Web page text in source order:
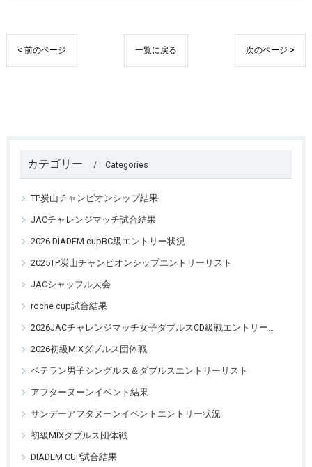
< 前のページ 一覧に戻る 次のページ >
カテゴリー Categories
TP炭山チャンピオンシップ結果
JACチャレンジマッチ試合結果
2026 DIADEM cupBC級エントリー状況
2025TP炭山チャンピオンシップエントリーリスト
JACシャッフル大会
roche cup試合結果
2026JACチャレンジマッチ女子ダブルスCD級戦エントリーリスト
2026初級MIXダブルス団体戦
ベテラン男子シングルス＆ダブルスエントリーリスト
アフターヌーンイベント結果
サンデーアフタヌーンイベントエントリー状況
初級MIXダブルス団体戦
DIADEM CUP試合結果